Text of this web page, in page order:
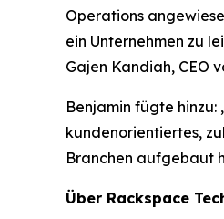
Operations
ein Unternehmen zu
Gajen Kandiah, CEO
Benjamin fügte
kundenorientiertes,
Branchen aufgebaut
Über Rackspace